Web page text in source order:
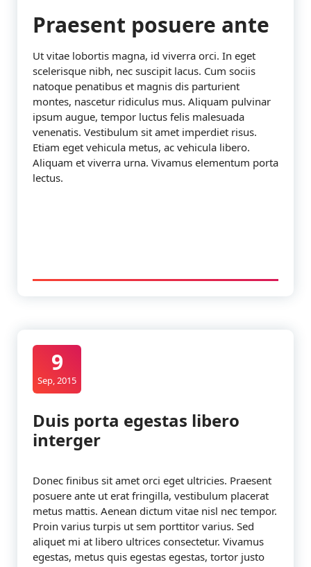
Praesent posuere ante
Ut vitae lobortis magna, id viverra orci. In eget
scelerisque nibh, nec suscipit lacus. Cum sociis
natoque penatibus et magnis dis parturient
montes, nascetur ridiculus mus. Aliquam pulvinar
ipsum augue, tempor luctus felis malesuada
venenatis. Vestibulum sit amet imperdiet risus.
Etiam eget vehicula metus, ac vehicula libero.
Aliquam et viverra urna. Vivamus elementum porta
lectus.
9
Sep, 2015
Duis porta egestas libero
interger
Donec finibus sit amet orci eget ultricies. Praesent
posuere ante ut erat fringilla, vestibulum placerat
metus mattis. Aenean dictum vitae nisl nec tempor.
Proin varius turpis ut sem porttitor varius. Sed
aliquet mi at libero ultrices consectetur. Vivamus
egestas, metus quis egestas egestas, tortor justo